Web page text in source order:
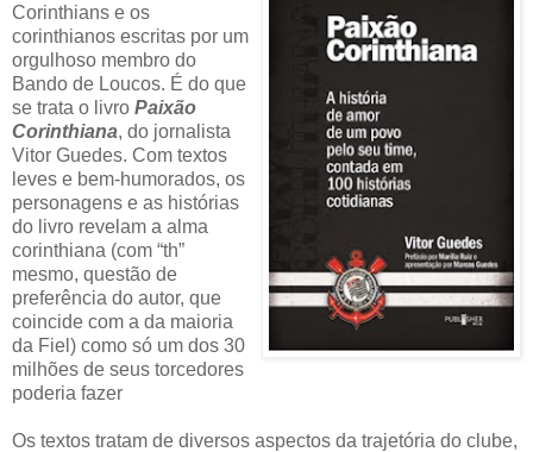
Corinthians e os
corinthianos escritas por um
orgulhoso membro do
Bando de Loucos. É do que
se trata o livro Paixão
Corinthiana, do jornalista
Vitor Guedes. Com textos
leves e bem-humorados, os
personagens e as histórias
do livro revelam a alma
corinthiana (com “th”
mesmo, questão de
preferência do autor, que
coincide com a da maioria
da Fiel) como só um dos 30
milhões de seus torcedores
poderia fazer
Os textos tratam de diversos aspectos da trajetória do clube,